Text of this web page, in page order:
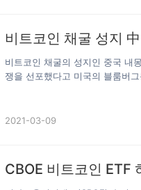
업들이 흔히 사용하는 방식이다.
비트코인 채굴 성지
비트코인 채굴의 성지인 중국 내
쟁을 선포했다고 미국의 블룸버
라 비트코인 채굴업체의 성지라
다….
2021-03-09
CBOE 비트코인 ETF